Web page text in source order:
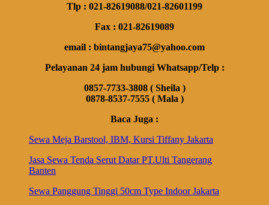
Tlp : 021-82619088/021-82601199
Fax : 021-82619089
email : bintangjaya75@yahoo.com
Pelayanan 24 jam hubungi Whatsapp/Telp :
0857-7733-3808 ( Sheila )
0878-8537-7555 ( Mala )
Baca Juga :
Sewa Meja Barstool, IBM, Kursi Tiffany Jakarta
Jasa Sewa Tenda Serut Datar PT.Ulti Tangerang
Banten
Sewa Panggung Tinggi 50cm Type Indoor Jakarta